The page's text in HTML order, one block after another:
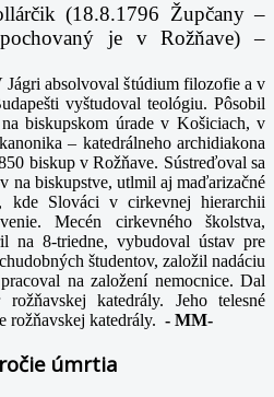
(18.8.1796 Župčany –
je v Rožňave) –
Jágri absolvoval štúdium filozofie a v
vyštudoval teológiu. Pôsobil
biskupskom úrade v Košiciach, v
– katedrálneho archidiakona
biskup v Rožňave. Sústreďoval sa
na biskupstve, utlmil aj maďarizačné
kde Slováci v cirkevnej hierarchii
Mecén cirkevného školstva,
na 8-triedne, vybudoval ústav pre
študentov, založil nadáciu
na založení nemocnice. Dal
katedrály. Jeho telesné
rožňavskej katedrály. - MM-
úmrtia